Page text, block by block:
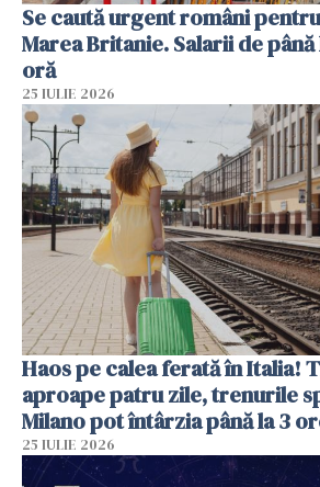
Se caută urgent români
Marea Britanie. Salarii de
oră
25 IULIE 2026
Haos pe calea ferată în Italia!
aproape patru zile, trenurile
Milano pot întârzia până la 3
25 IULIE 2026